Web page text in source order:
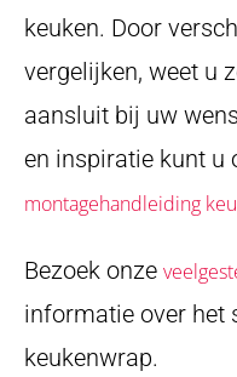
keuken. Door
vergelijken, weet u
aansluit bij uw
en inspiratie kunt u
montagehandleiding
Bezoek onze
informatie over het
keukenwrap.